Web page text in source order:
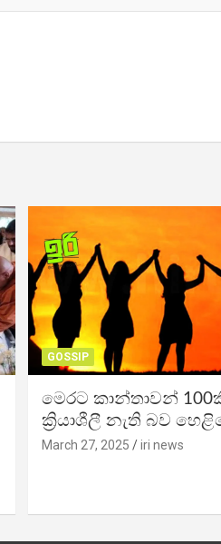
GOSSIP
මෙරට කාන්තාවන්
ක්‍රියාශීලී නැති බව
March 27, 2025 iri news